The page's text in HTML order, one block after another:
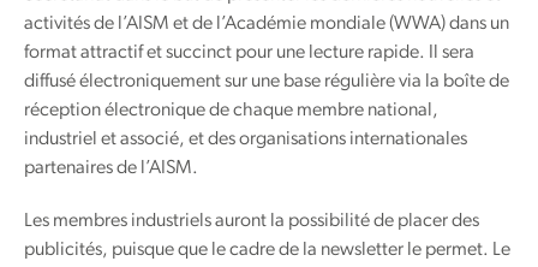
activités de l’AISM et de l’Académie mondiale (WWA) dans un
format attractif et succinct pour une lecture rapide. Il sera
diffusé électroniquement sur une base régulière via la boîte de
réception électronique de chaque membre national,
industriel et associé, et des organisations internationales
partenaires de l’AISM.
Les membres industriels auront la possibilité de placer des
publicités, puisque que le cadre de la newsletter le permet. Le